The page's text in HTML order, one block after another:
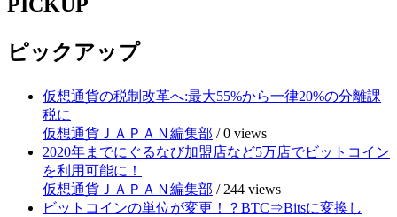
ピックアップ
仮想通貨の税制改革へ:最大55%から一律20%の分離課
税に
仮想通貨ＪＡＰＡＮ編集部 /0 views
2020年までにぐるなび加盟店など5万店でビットコイン
を利用可能に！
仮想通貨ＪＡＰＡＮ編集部 / 244 views
ビットコインの単位が変更！？BTC⇒Bitsに変換し